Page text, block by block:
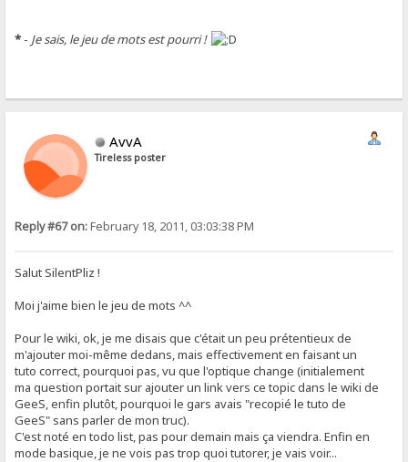
* - Je sais, le jeu de mots est pourri !
AvvA
Tireless poster
Reply #67 on:February 18, 2011, 03:03:38 PM
Salut SilentPliz !
Moi j'aime bien le jeu de mots ^^
Pour le wiki, ok, je me disais que c'était un peu prétentieux de
m'ajouter moi-même dedans, mais effectivement en faisant un
tuto correct, pourquoi pas, vu que l'optique change (initialement
ma question portait sur ajouter un link vers ce topic dans le wiki de
GeeS, enfin plutôt, pourquoi le gars avais "recopié le tuto de
GeeS" sans parler de mon truc).
C'est noté en todo list, pas pour demain mais ça viendra. Enfin en
mode basique, je ne vois pas trop quoi tutorer, je vais voir...